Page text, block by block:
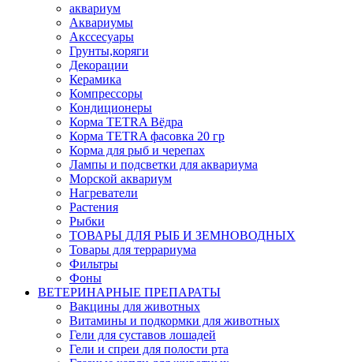
аквариум
Аквариумы
Акссесуары
Грунты,коряги
Декорации
Керамика
Компрессоры
Кондиционеры
Корма TETRA Вёдра
Корма TETRA фасовка 20 гр
Корма для рыб и черепах
Лампы и подсветки для аквариума
Морской аквариум
Нагреватели
Растения
Рыбки
ТОВАРЫ ДЛЯ РЫБ И ЗЕМНОВОДНЫХ
Товары для террариума
Фильтры
Фоны
ВЕТЕРИНАРНЫЕ ПРЕПАРАТЫ
Вакцины для животных
Витамины и подкормки для животных
Гели для суставов лошадей
Гели и спреи для полости рта